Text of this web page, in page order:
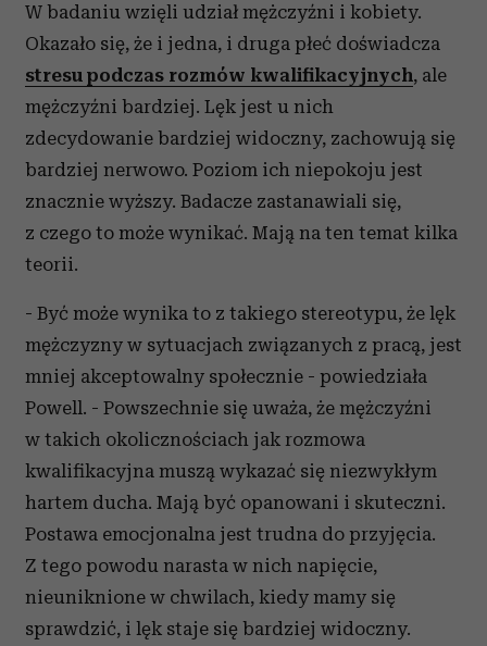
W badaniu wzięli udział mężczyźni i kobiety.
Okazało się, że i jedna, i druga płeć doświadcza
stresu podczas rozmów kwalifikacyjnych, ale
mężczyźni bardziej. Lęk jest u nich
zdecydowanie bardziej widoczny, zachowują się
bardziej nerwowo. Poziom ich niepokoju jest
znacznie wyższy. Badacze zastanawiali się,
z czego to może wynikać. Mają na ten temat kilka
teorii.
- Być może wynika to z takiego stereotypu, że lęk
mężczyzny w sytuacjach związanych z pracą, jest
mniej akceptowalny społecznie - powiedziała
Powell. - Powszechnie się uważa, że mężczyźni
w takich okolicznościach jak rozmowa
kwalifikacyjna muszą wykazać się niezwykłym
hartem ducha. Mają być opanowani i skuteczni.
Postawa emocjonalna jest trudna do przyjęcia.
Z tego powodu narasta w nich napięcie,
nieuniknione w chwilach, kiedy mamy się
sprawdzić, i lęk staje się bardziej widoczny.